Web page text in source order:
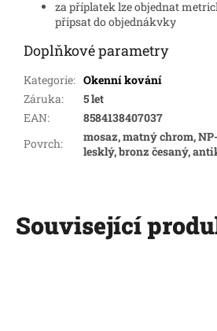
za příplatek lze objednat
připsat do objednákvky
Doplňkové parametry
Kategorie: Okenní kování
Záruka:
5 let
EAN:
8584138407037
Povrch:
mosaz, matný chrom,
lesklý, bronz česaný,
Související